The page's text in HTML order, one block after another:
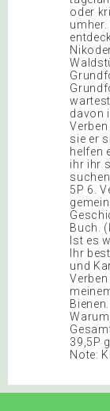
oder
davon
sie er
helfen
ihr ihr
5P 6.
Buch.
Ist es
Ihr
und
39,5P
Note: